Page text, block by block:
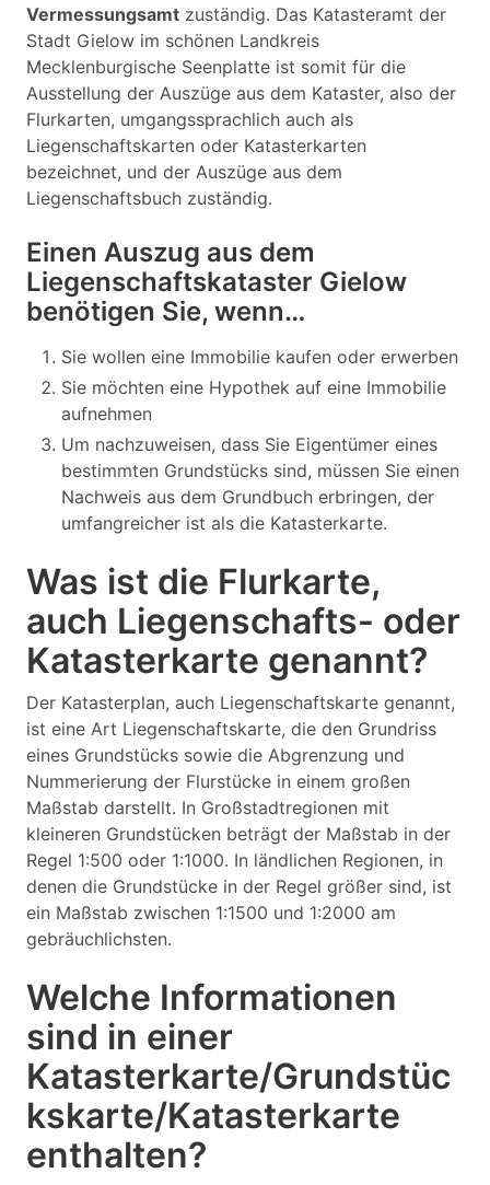
Vermessungsamt zuständig. Das Katasteramt der
Stadt Gielow im schönen Landkreis
Mecklenburgische Seenplatte ist somit für die
Ausstellung der Auszüge aus dem Kataster, also der
Flurkarten, umgangssprachlich auch als
Liegenschaftskarten oder Katasterkarten
bezeichnet, und der Auszüge aus dem
Liegenschaftsbuch zuständig.
Einen Auszug aus dem
Liegenschaftskataster Gielow
benötigen Sie, wenn…
Sie wollen eine Immobilie kaufen oder erwerben
Sie möchten eine Hypothek auf eine Immobilie
aufnehmen
Um nachzuweisen, dass Sie Eigentümer eines
bestimmten Grundstücks sind, müssen Sie einen
Nachweis aus dem Grundbuch erbringen, der
umfangreicher ist als die Katasterkarte.
Was ist die Flurkarte,
auch Liegenschafts- oder
Katasterkarte genannt?
Der Katasterplan, auch Liegenschaftskarte genannt,
ist eine Art Liegenschaftskarte, die den Grundriss
eines Grundstücks sowie die Abgrenzung und
Nummerierung der Flurstücke in einem großen
Maßstab darstellt. In Großstadtregionen mit
kleineren Grundstücken beträgt der Maßstab in der
Regel 1:500 oder 1:1000. In ländlichen Regionen, in
denen die Grundstücke in der Regel größer sind, ist
ein Maßstab zwischen 1:1500 und 1:2000 am
gebräuchlichsten.
Welche Informationen
sind in einer
Katasterkarte/Grundstüc
kskarte/Katasterkarte
enthalten?